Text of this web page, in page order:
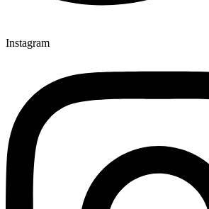
Instagram